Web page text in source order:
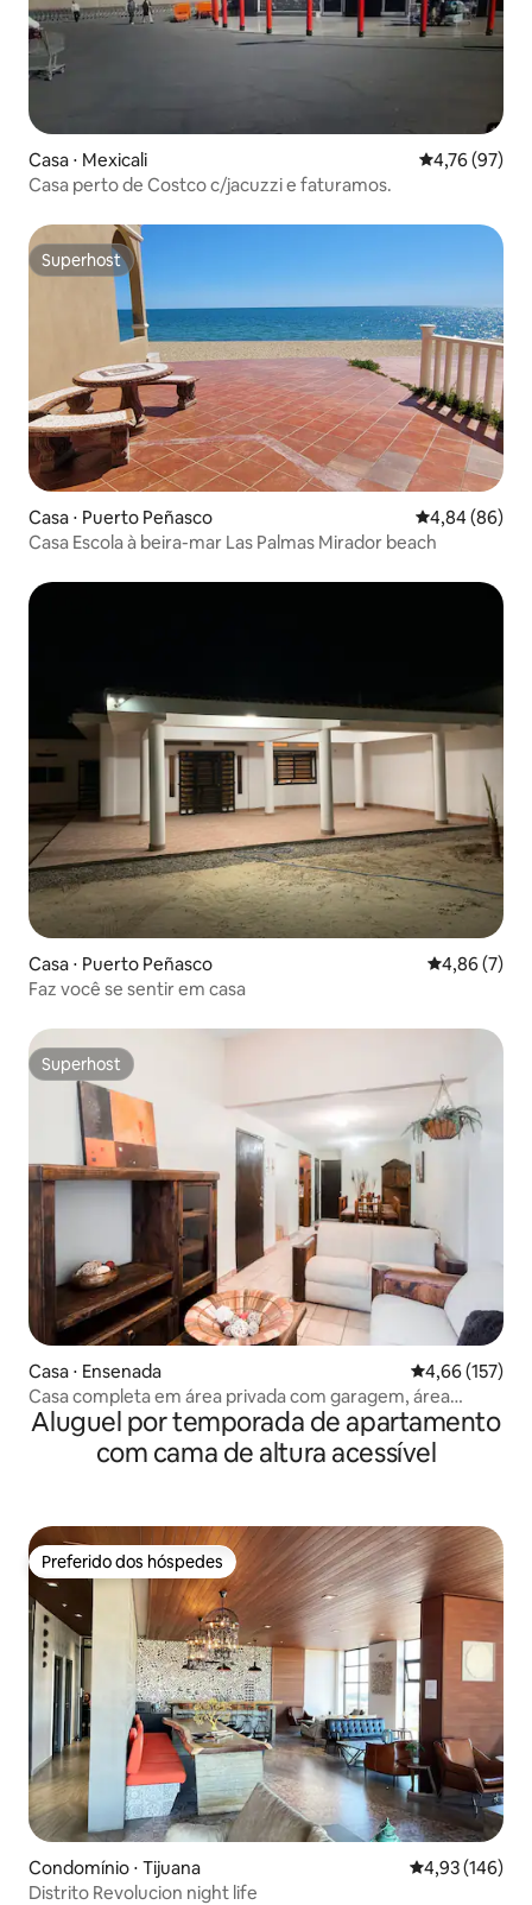
Casa ⋅ Mexicali 4,76 de uma
4,76 (97)
Casa perto de Costco c/jacuzzi e faturamos.
Superhost
Superhost
Casa ⋅ Puerto Peñasco 4,84 de uma
4,84 (86)
Casa Escola à beira-mar Las Palmas Mirador beach
Casa ⋅ Puerto Peñasco 4,86 de uma
4,86 (7)
Faz você se sentir em casa
Superhost
Superhost
Casa ⋅ Ensenada 4,66 de uma
4,66 (157)
Casa completa em área privada com garagem, área
segura.
Aluguel por temporada de apartamento
com cama de altura acessível
Preferido dos hóspedes
Preferido dos hóspedes
Condomínio ⋅ Tijuana 4,93 de uma
4,93 (146)
Distrito Revolucion night life